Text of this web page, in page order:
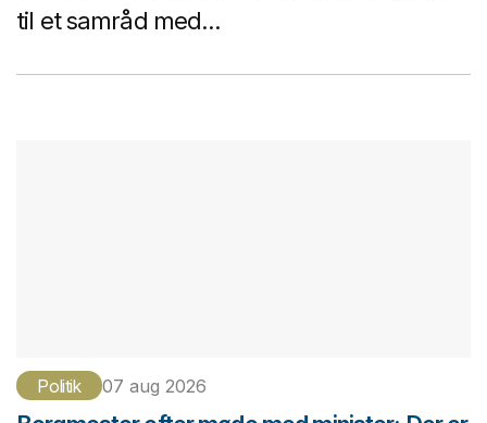
til et samråd med...
Politik 07 aug 2026